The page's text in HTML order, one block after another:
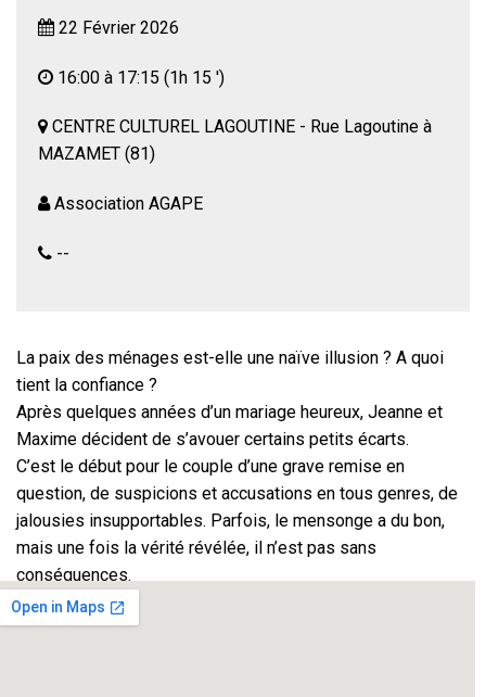
22 Février 2026
16:00 à 17:15 (1h 15 ')
CENTRE CULTUREL LAGOUTINE - Rue Lagoutine à
MAZAMET (81)
Association AGAPE
--
La paix des ménages est-elle une naïve illusion ? A quoi
tient la confiance ?
Après quelques années d’un mariage heureux, Jeanne et
Maxime décident de s’avouer certains petits écarts.
C’est le début pour le couple d’une grave remise en
question, de suspicions et accusations en tous genres, de
jalousies insupportables. Parfois, le mensonge a du bon,
mais une fois la vérité révélée, il n’est pas sans
conséquences.
Une réflexion fine, subtile, réussie, sur l’amour, l’amitié et le
couple.